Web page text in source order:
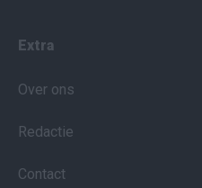
Extra
Over ons
Redactie
Contact